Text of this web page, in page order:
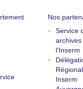
Nos
Service
archives
l'Inserm
Inserm